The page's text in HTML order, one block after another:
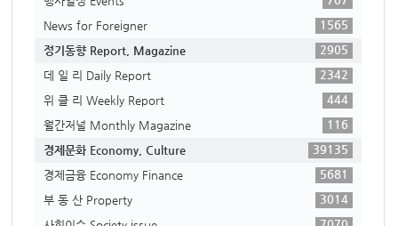
News for Foreigner
1565
정기동향 Report, Magazine
2905
데 일 리 Daily Report
2342
위 클 리 Weekly Report
444
월간저널 Monthly Magazine
116
경제문화 Economy, Culture
39135
경제금융 Economy Finance
5681
부 동 산 Property
3014